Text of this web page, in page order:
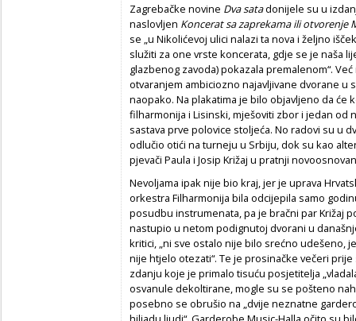
Zagrebačke novine Dva satadonijele su u
naslovljen Koncerat sa zaprekama ili otvorenje
se „u Nikolićevoj ulici nalazi ta nova i željno
služiti za one vrste koncerata, gdje se je naša
glazbenog zavoda) pokazala premalenom“.
otvaranjem ambiciozno najavljivane dvorane u
naopako. Na plakatima je bilo objavljeno da će
filharmonija i Lisinski, mješoviti zbor i jedan od
sastava prve polovice stoljeća. No radovi su u
odlučio otići na turneju u Srbiju, dok su kao
pjevači Paula i Josip Križaj u pratnji
Nevoljama ipak nije bio kraj, jer je uprava
orkestra Filharmonija bila odcijepila samo
posudbu instrumenata, pa je bračni par Križaj
nastupio u netom podignutoj dvorani u
kritici, „ni sve ostalo nije bilo srećno udešeno,
nije htjelo otezati“. Te je prosinačke večeri
zdanju koje je primalo tisuću posjetitelja
osvanule dekoltirane, mogle su se pošteno
posebno se obrušio na „dvije neznatne